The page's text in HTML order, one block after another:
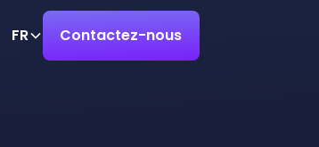
FR Contactez-nous